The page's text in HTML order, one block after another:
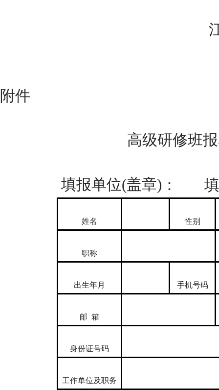
附件
高级研修班
填报单位(盖章) ：
姓名 性别
职称
出生年月 手机号码
邮 箱
身份证号码
工作单位及职务